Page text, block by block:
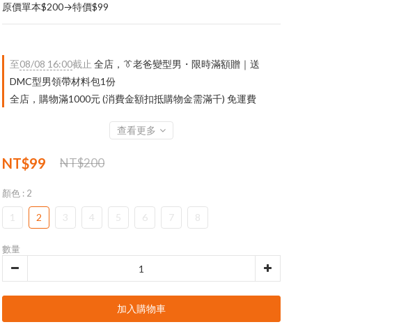
原價單本$200→特價$99
至08/08 16:00截止 全店，👔老爸變型男・限時滿額贈｜送
DMC型男領帶材料包1份
全店，購物滿1000元 (消費金額扣抵購物金需滿千) 免運費
查看更多
NT$99 NT$200
顏色 : 2
1 2 3 4 5 6 7 8
數量
加入購物車